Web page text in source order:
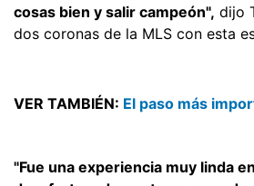
cosas bien y salir campeón", dijo
dos coronas de la MLS con esta
VER TAMBIÉN: El paso más
"Fue una experiencia muy linda